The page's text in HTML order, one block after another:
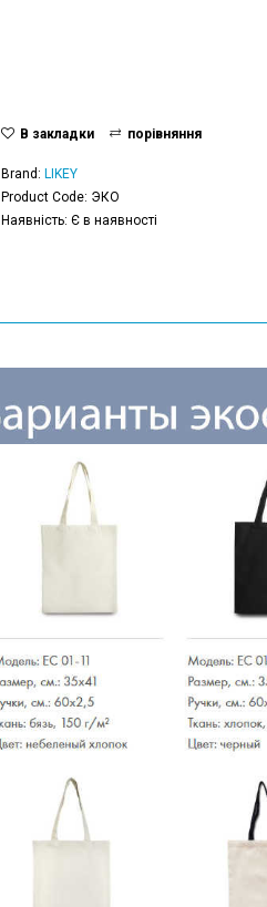
В закладки порівняння
Brand: LIKEY
Product Code: ЭКО
Наявність: Є в наявності